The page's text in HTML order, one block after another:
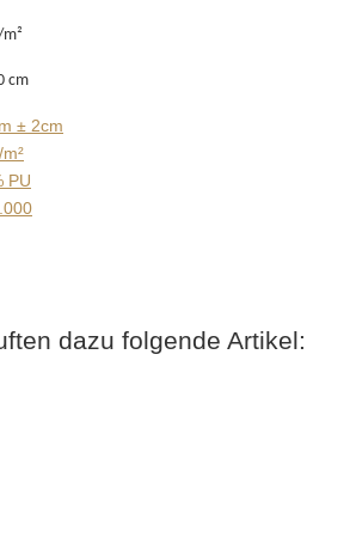
cm
± 2cm
PU
dazu folgende Artikel: